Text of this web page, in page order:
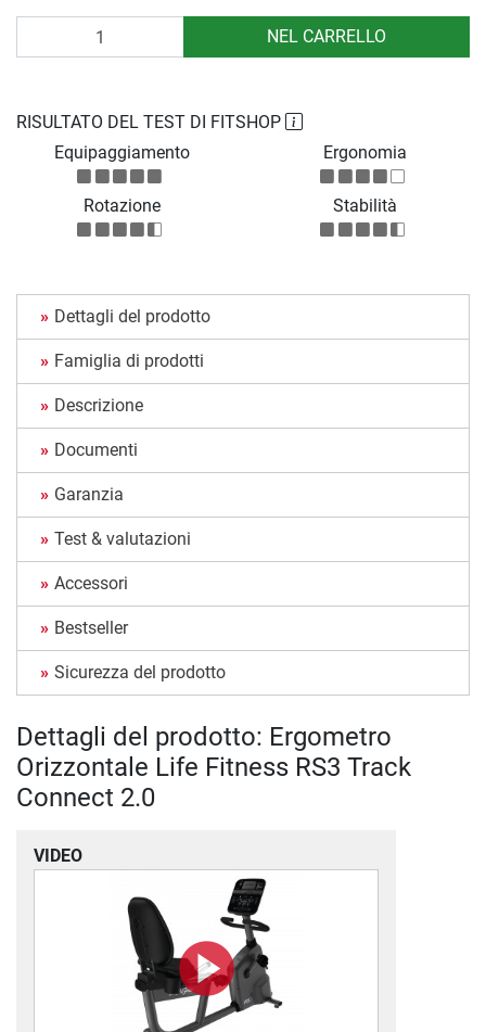
NEL CARRELLO
RISULTATO DEL TEST DI FITSHOP
Equipaggiamento
Ergonomia
Rotazione Stabilità
Dettagli del prodotto
Famiglia di prodotti
Descrizione
Documenti
Garanzia
Test & valutazioni
Accessori
Bestseller
Sicurezza del prodotto
Dettagli del prodotto: Ergometro
Orizzontale Life Fitness RS3 Track
Connect 2.0
VIDEO